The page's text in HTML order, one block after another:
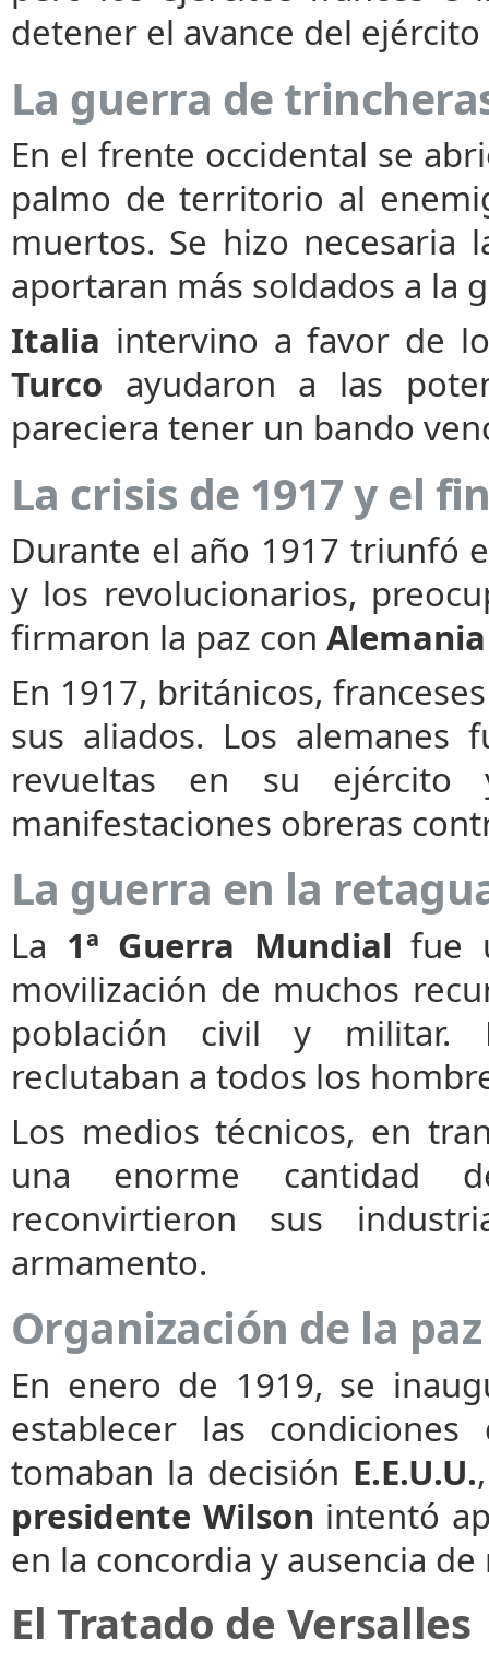
detener el avance del
La guerra de
En el frente occidental se
palmo de territorio al
muertos. Se hizo necesaria
aportaran más soldados a la
Italia intervino a favor de
Turco ayudaron a las
pareciera tener un bando
La crisis de 1917 y el
Durante el año 1917 triunfó
y los revolucionarios,
firmaron la paz con Alemania
En 1917, británicos,
sus aliados. Los alemanes
revueltas en su
manifestaciones obreras
La guerra en la
La 1ª Guerra Mundial fue
movilización de muchos
población civil y militar.
reclutaban a todos los
Los medios técnicos, en
una enorme cantidad
reconvirtieron sus
armamento.
Organización de la paz
En enero de 1919, se
establecer las
tomaban la decisión E.E.U.U.
presidente Wilson intentó
en la concordia y ausencia
El Tratado de Versalles